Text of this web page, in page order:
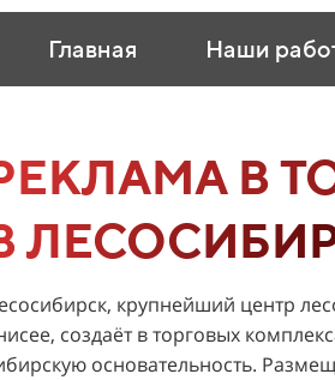
Главная Наши
В
крупнейший центр
создаёт в торговых
основательность.